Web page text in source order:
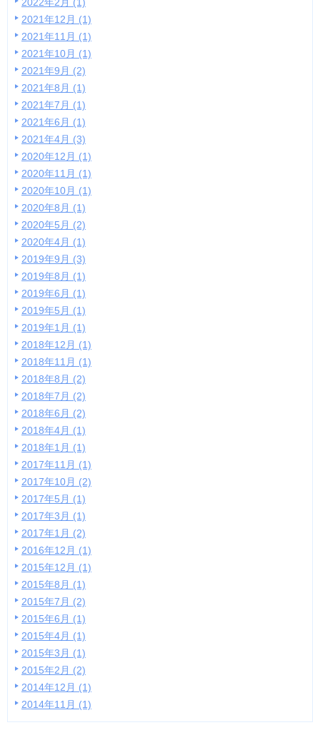
2021年12月 (1)
2021年11月 (1)
2021年10月 (1)
2021年9月 (2)
2021年8月 (1)
2021年7月 (1)
2021年6月 (1)
2021年4月 (3)
2020年12月 (1)
2020年11月 (1)
2020年10月 (1)
2020年8月 (1)
2020年5月 (2)
2020年4月 (1)
2019年9月 (3)
2019年8月 (1)
2019年6月 (1)
2019年5月 (1)
2019年1月 (1)
2018年12月 (1)
2018年11月 (1)
2018年8月 (2)
2018年7月 (2)
2018年6月 (2)
2018年4月 (1)
2018年1月 (1)
2017年11月 (1)
2017年10月 (2)
2017年5月 (1)
2017年3月 (1)
2017年1月 (2)
2016年12月 (1)
2015年12月 (1)
2015年8月 (1)
2015年7月 (2)
2015年6月 (1)
2015年4月 (1)
2015年3月 (1)
2015年2月 (2)
2014年12月 (1)
2014年11月 (1)